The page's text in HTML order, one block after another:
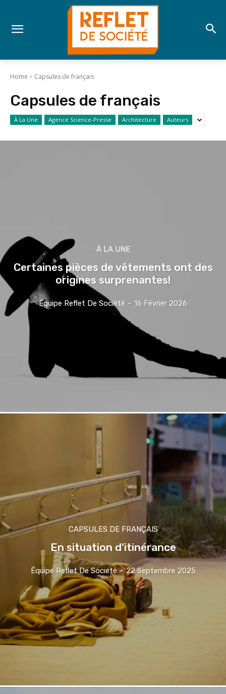
Home Capsules de français
Capsules de français
À La Une Agence Science-Presse Architecture Auteurs
À LA UNE
Certaines pièces de vêtements ont des
origines surprenantes!
Équipe Reflet De Société - 16 Février 2026
CAPSULES DE FRANÇAIS
En situation d’itinérance
Équipe Reflet De Société - 22 Septembre 2025